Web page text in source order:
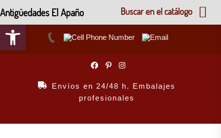
Abrir barra de herramientas
Envíos en 24/48 h. Embalajes
profesionales
Antigüedades El Apaño Buscar en el catálogo